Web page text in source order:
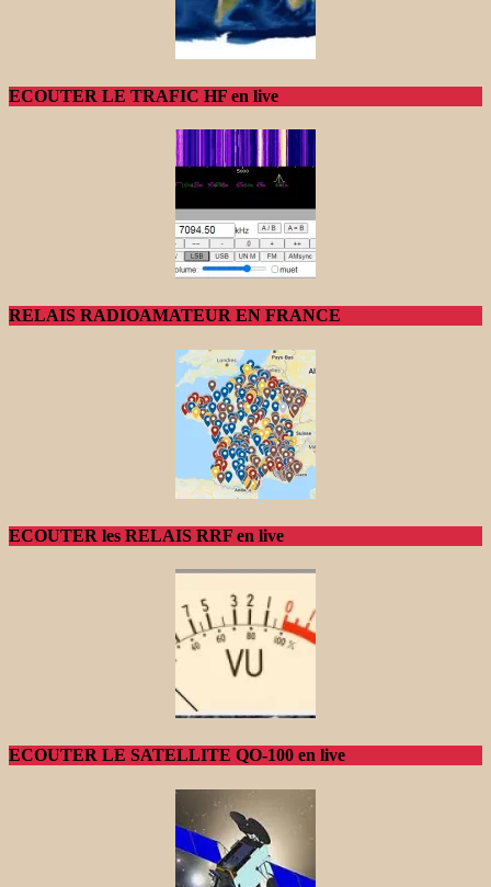
ECOUTER LE TRAFIC HF en live
RELAIS RADIOAMATEUR EN FRANCE
ECOUTER les RELAIS RRF en live
ECOUTER LE SATELLITE QO-100 en live